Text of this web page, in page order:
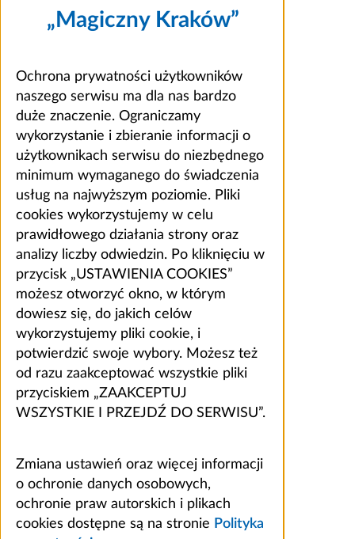
„Magiczny Kraków”
Ochrona prywatności użytkowników
naszego serwisu ma dla nas bardzo
duże znaczenie. Ograniczamy
wykorzystanie i zbieranie informacji o
użytkownikach serwisu do niezbędnego
minimum wymaganego do świadczenia
usług na najwyższym poziomie. Pliki
cookies wykorzystujemy w celu
prawidłowego działania strony oraz
analizy liczby odwiedzin. Po kliknięciu w
przycisk „USTAWIENIA COOKIES”
możesz otworzyć okno, w którym
dowiesz się, do jakich celów
wykorzystujemy pliki cookie, i
potwierdzić swoje wybory. Możesz też
od razu zaakceptować wszystkie pliki
przyciskiem „ZAAKCEPTUJ
WSZYSTKIE I PRZEJDŹ DO SERWISU”.
Zmiana ustawień oraz więcej informacji
o ochronie danych osobowych,
ochronie praw autorskich i plikach
cookies dostępne są na stronie Polityka